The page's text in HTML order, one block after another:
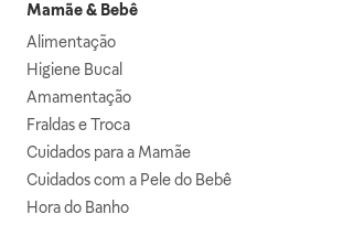
Mamãe & Bebê
Alimentação
Higiene Bucal
Amamentação
Fraldas e Troca
Cuidados para a Mamãe
Cuidados com a Pele do Bebê
Hora do Banho